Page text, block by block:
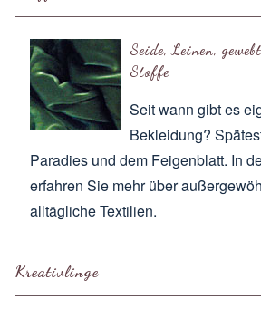
Seide, Leinen,
Stoffe
Seit wann gibt es
Bekleidung?
Paradies und dem Feigenblatt. In
erfahren Sie mehr über
alltägliche Textilien.
Kreativlinge